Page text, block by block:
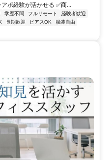
ポ経験が活かせる ✅商...
学歴不問 フルリモート
経験者歓迎
長期歓迎 ピアスOK
服装自由